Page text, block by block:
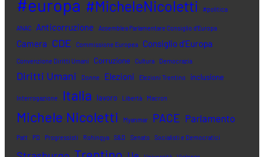
#europa #MicheleNicoletti #politica
ANAC Anticorruzione Assemblea Parlamentare Consiglio d'Europa
Camera CDE Commissione Europea Consiglio d'Europa
Convenzione Diritti Umani Corruzione Cultura Democrazia
Diritti Umani Donne Elezioni Elezioni Trentino inclusione
Interrogazione Italia lavoro Libertà Macron
Michele Nicoletti Myanmar PACE Parlamento
Patt PD Progressisti Rohingya S&D Senato Socialisti e Democratici